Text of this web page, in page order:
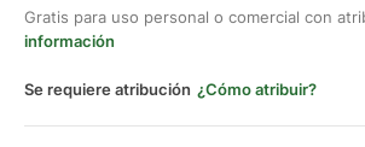
Gratis para uso personal o comercial con
información
Se requiere atribución ¿Cómo atribuir?